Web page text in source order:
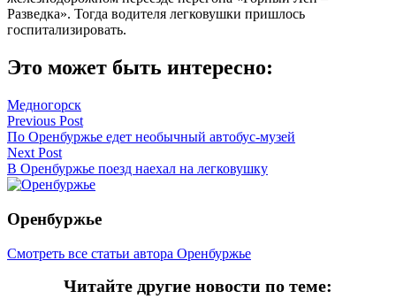
Разведка». Тогда водителя легковушки пришлось
госпитализировать.
Это может быть интересно:
Медногорск
Навигация
по
записям
Previous Post
По Оренбуржье едет необычный автобус-музей
Next Post
В Оренбуржье поезд наехал на легковушку
Оренбуржье
Смотреть все статьи автора Оренбуржье
Читайте другие новости по теме: